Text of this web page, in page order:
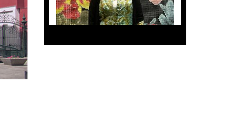
país es Milei”